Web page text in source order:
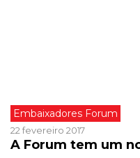
Embaixadores Forum
22 fevereiro 2017
A Forum tem um